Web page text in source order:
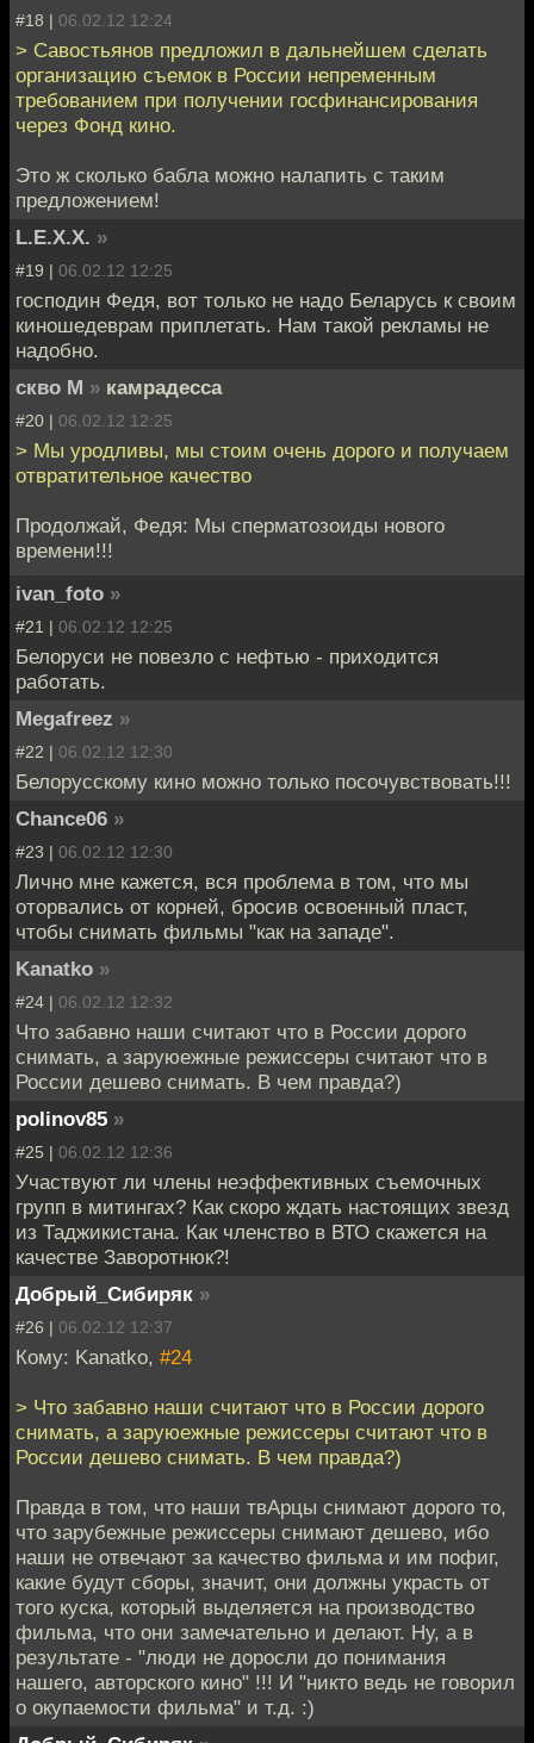
#18 | 06.02.12 12:24
> Савостьянов предложил в дальнейшем сделать
организацию съемок в России непременным
требованием при получении госфинансирования
через Фонд кино.
Это ж сколько бабла можно налапить с таким
предложением!
L.E.X.X. »
#19 | 06.02.12 12:25
господин Федя, вот только не надо Беларусь к своим
киношедеврам приплетать. Нам такой рекламы не
надобно.
скво М » камрадесса
#20 | 06.02.12 12:25
> Мы уродливы, мы стоим очень дорого и получаем
отвратительное качество
Продолжай, Федя: Мы сперматозоиды нового
времени!!!
ivan_foto »
#21 | 06.02.12 12:25
Белоруси не повезло с нефтью - приходится
работать.
Megafreez »
#22 | 06.02.12 12:30
Белорусскому кино можно только посочувствовать!!!
Chance06 »
#23 | 06.02.12 12:30
Лично мне кажется, вся проблема в том, что мы
оторвались от корней, бросив освоенный пласт,
чтобы снимать фильмы "как на западе".
Kanatko »
#24 | 06.02.12 12:32
Что забавно наши считают что в России дорого
снимать, а заруюежные режиссеры считают что в
России дешево снимать. В чем правда?)
polinov85 »
#25 | 06.02.12 12:36
Участвуют ли члены неэффективных съемочных
групп в митингах? Как скоро ждать настоящих звезд
из Таджикистана. Как членство в ВТО скажется на
качестве Заворотнюк?!
Добрый_Сибиряк »
#26 | 06.02.12 12:37
Кому: Kanatko, #24
> Что забавно наши считают что в России дорого
снимать, а заруюежные режиссеры считают что в
России дешево снимать. В чем правда?)
Правда в том, что наши твАрцы снимают дорого то,
что зарубежные режиссеры снимают дешево, ибо
наши не отвечают за качество фильма и им пофиг,
какие будут сборы, значит, они должны украсть от
того куска, который выделяется на производство
фильма, что они замечательно и делают. Ну, а в
результате - "люди не доросли до понимания
нашего, авторского кино" !!! И "никто ведь не говорил
о окупаемости фильма" и т.д. :)